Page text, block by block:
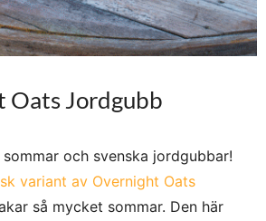
Oats Jordgubb
och svenska jordgubbar!
variant av Overnight Oats
så mycket sommar. Den här